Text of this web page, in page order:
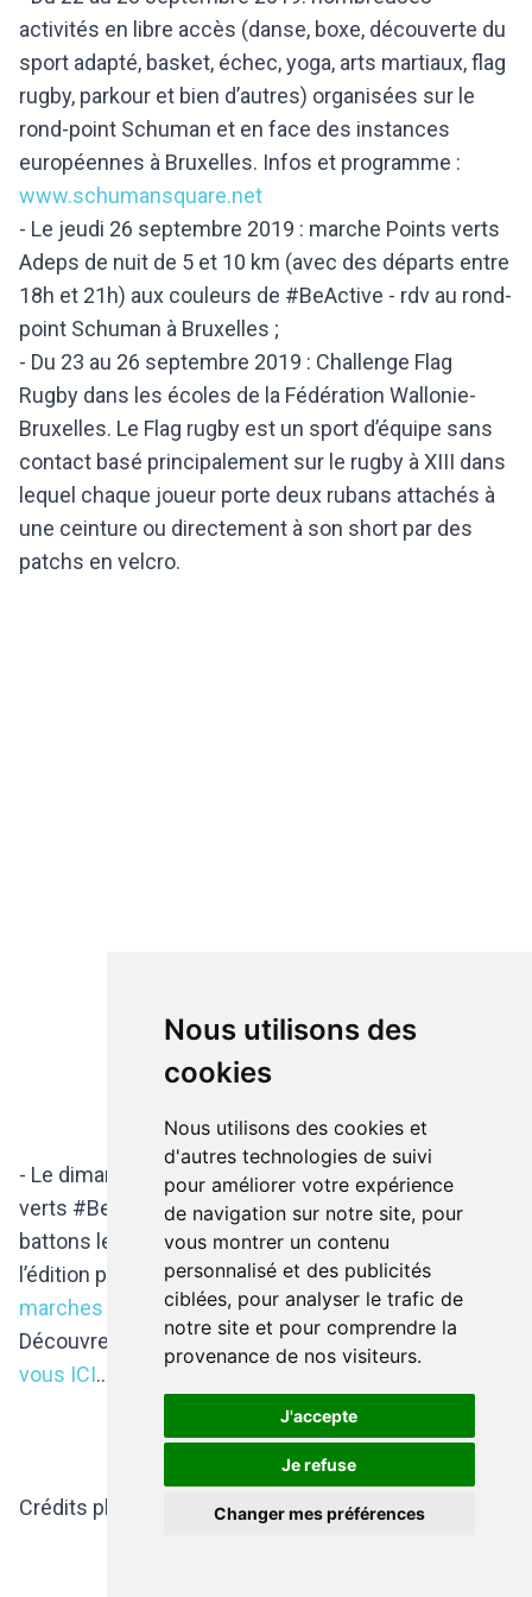
Nous utilisons des
cookies
Nous utilisons des cookies et
d'autres technologies de suivi
pour améliorer votre expérience
de navigation sur notre site, pour
vous montrer un contenu
personnalisé et des publicités
ciblées, pour analyser le trafic de
notre site et pour comprendre la
provenance de nos visiteurs.
J'accepte
Je refuse
Changer mes préférences
activités en libre accès (danse, boxe, découverte du
sport adapté, basket, échec, yoga, arts martiaux, flag
rugby, parkour et bien d’autres) organisées sur le
rond-point Schuman et en face des instances
européennes à Bruxelles. Infos et programme :
www.schumansquare.net
- Le jeudi 26 septembre 2019 : marche Points verts
Adeps de nuit de 5 et 10 km (avec des départs entre
18h et 21h) aux couleurs de #BeActive - rdv au rond-
point Schuman à Bruxelles ;
- Du 23 au 26 septembre 2019 : Challenge Flag
Rugby dans les écoles de la Fédération Wallonie-
Bruxelles. Le Flag rugby est un sport d’équipe sans
contact basé principalement sur le rugby à XIII dans
lequel chaque joueur porte deux rubans attachés à
une ceinture ou directement à son short par des
patchs en velcro.
- Le dimanche 29 septembre 2019 : marches Points
verts #BeActive en Wallonie et Bruxelles. Ensemble,
battons le record de 150 000 km cumulés lors de
l’édition précédente. Consultezle calendrier des
marches Adeps ici!
Découvrez
encore plus d'activités proches de chez
vous ICI...
Crédits photos & textes : ADEPS.